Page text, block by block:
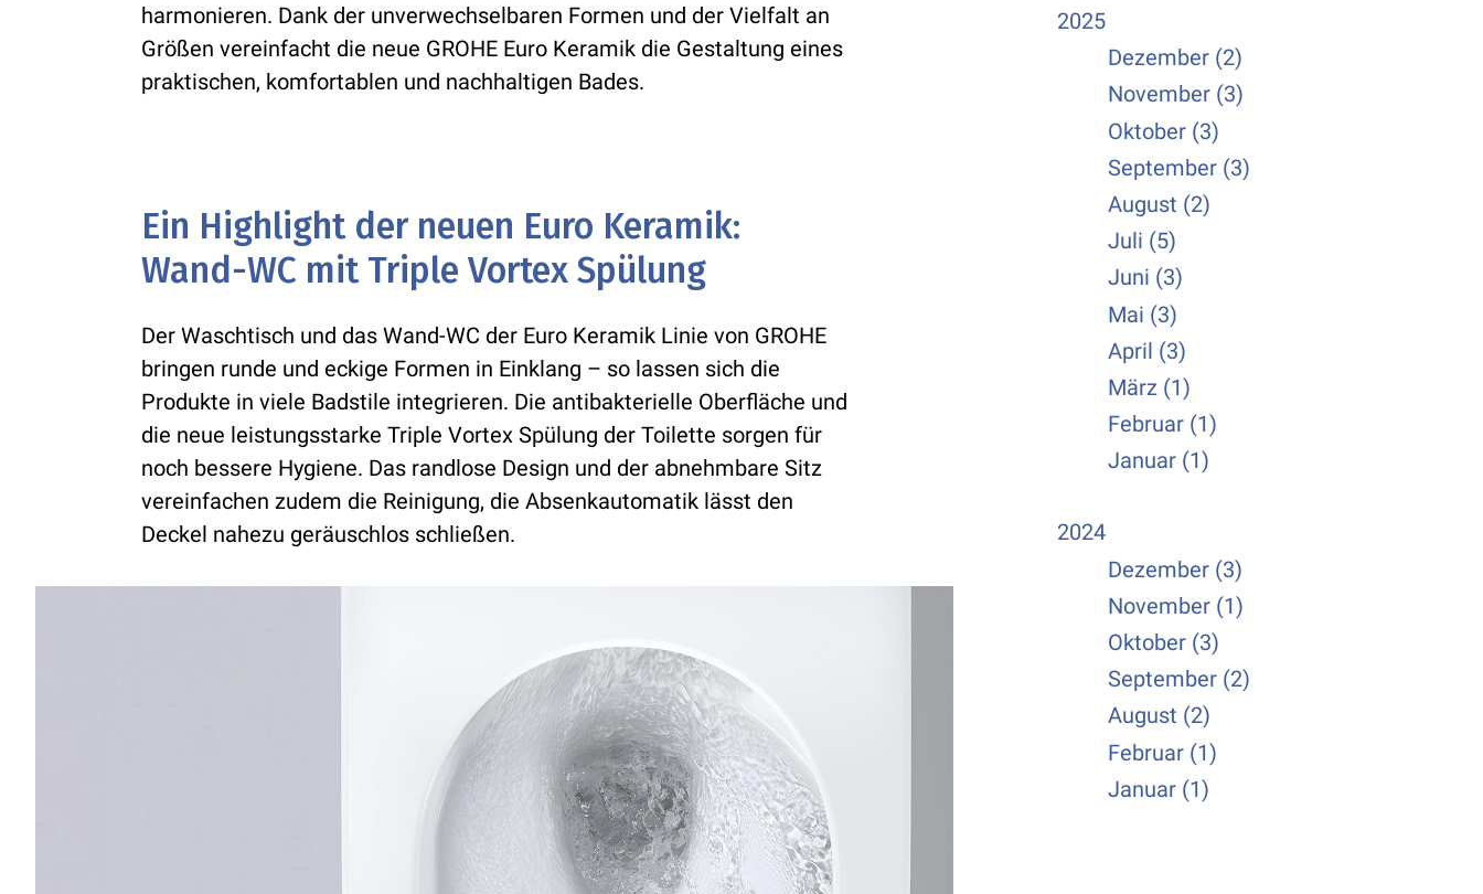
harmonieren. Dank der unverwechselbaren Formen und der Vielfalt an
Größen vereinfacht die neue GROHE Euro Keramik die Gestaltung eines
praktischen, komfortablen und nachhaltigen Bades.
Ein Highlight der neuen Euro Keramik:
Wand-WC mit Triple Vortex Spülung
Der Waschtisch und das Wand-WC der Euro Keramik Linie von GROHE
bringen runde und eckige Formen in Einklang – so lassen sich die
Produkte in viele Badstile integrieren. Die antibakterielle Oberfläche und
die neue leistungsstarke Triple Vortex Spülung der Toilette sorgen für
noch bessere Hygiene. Das randlose Design und der abnehmbare Sitz
vereinfachen zudem die Reinigung, die Absenkautomatik lässt den
Deckel nahezu geräuschlos schließen.
2025
Dezember (2)
November (3)
Oktober (3)
September (3)
August (2)
Juli (5)
Juni (3)
Mai (3)
April (3)
März (1)
Februar (1)
Januar (1)
2024
Dezember (3)
November (1)
Oktober (3)
September (2)
August (2)
Februar (1)
Januar (1)